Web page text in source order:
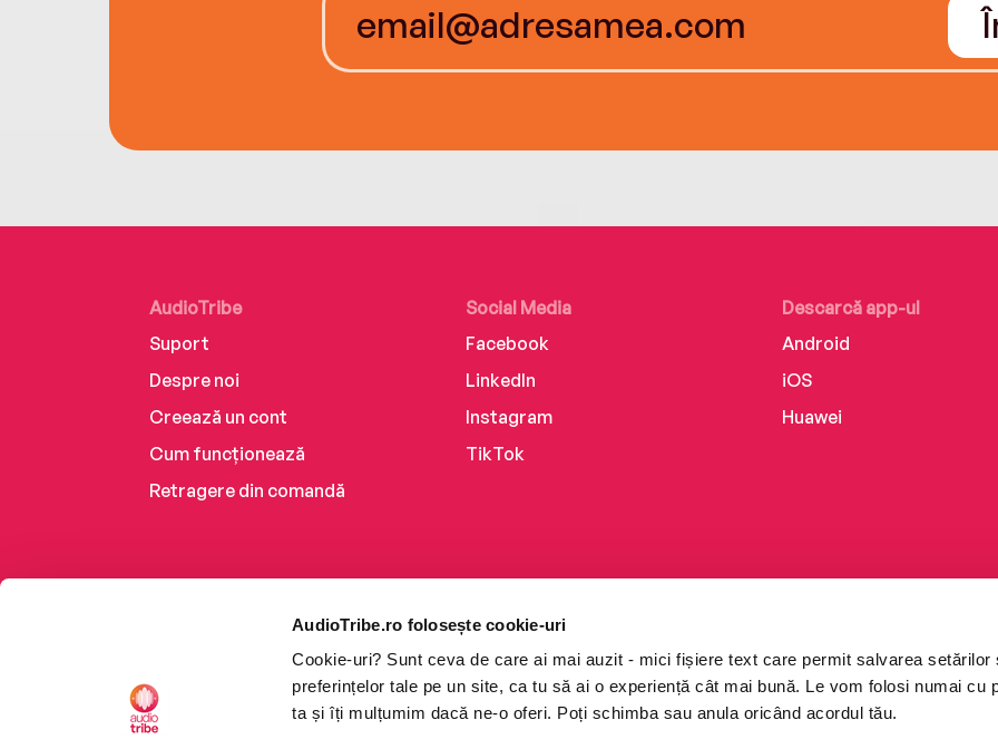
AudioTribe.ro folosește cookie-uri
Cookie-uri? Sunt ceva de care ai mai auzit - mici fișiere text care permit salvarea setărilor
preferințelor tale pe un site, ca tu să ai o experiență cât mai bună. Le vom folosi numai cu
ta și îți mulțumim dacă ne-o oferi. Poți schimba sau anula oricând acordul tău.
AudioTribe
Suport
Despre noi
Creează un cont
Cum funcționează
Retragere din comandă
Social Media
Facebook
LinkedIn
Instagram
TikTok
Descarcă app-ul
Android
iOS
Huawei